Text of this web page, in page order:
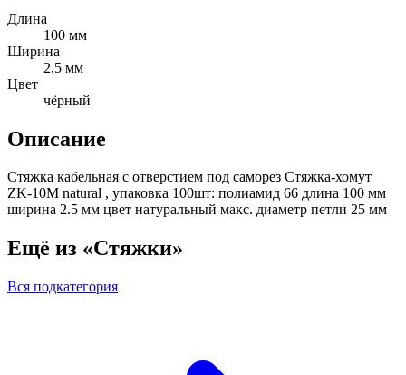
Длина
100 мм
Ширина
2,5 мм
Цвет
чёрный
Описание
Стяжка кабельная с отверстием под саморез Стяжка-хомут
ZK-10M natural , упаковка 100шт: полиамид 66 длина 100 мм
ширина 2.5 мм цвет натуральный макс. диаметр петли 25 мм
Ещё из «Стяжки»
Вся подкатегория